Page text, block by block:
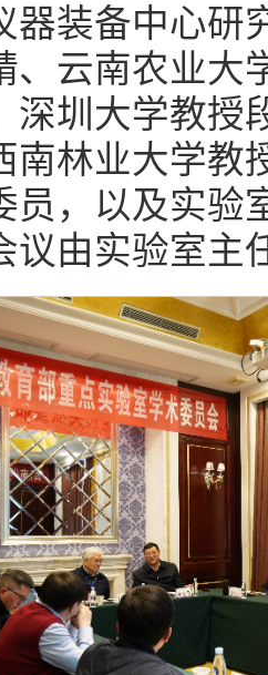
器装备中心研
、云南农业大
深圳大学教授
南林业大学教
员，以及实验
议由实验室主